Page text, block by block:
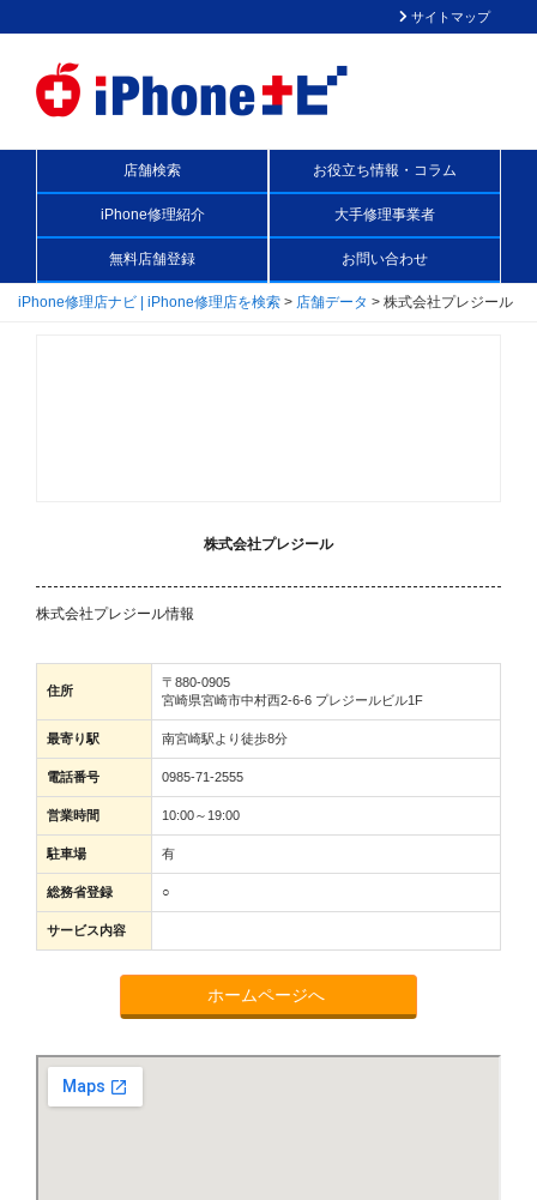
サイトマップ
店舗検索 お役立ち情報・コラム
iPhone修理紹介 大手修理事業者
無料店舗登録 お問い合わせ
iPhone修理店ナビ | iPhone修理店を検索 > 店舗データ > 株式会社プレジール
株式会社プレジール
株式会社プレジール情報
住所
〒880-0905
宮崎県宮崎市中村西2-6-6 プレジールビル1F
最寄り駅 南宮崎駅より徒歩8分
電話番号 0985-71-2555
営業時間 10:00～19:00
駐車場 有
総務省登録 ○
サービス内容
ホームページへ